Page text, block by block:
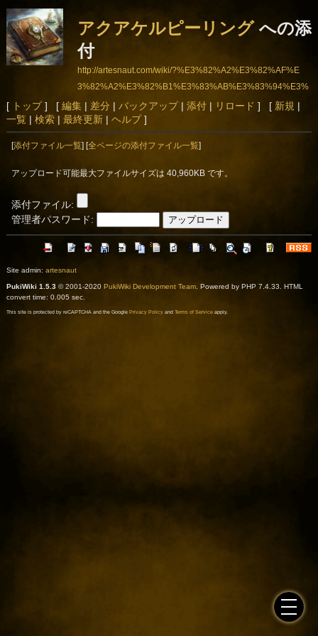
アクアケルピーリングへの添
付
http://artesnaut.com/wiki/?%E3%82%A2%E3%82%AF%E
3%82%A2%E3%82%B1%E3%83%AB%E3%83%94%E3%
83%BC%E3%83%AA%E3%83%B3%E3%82%B0
[ トップ] [ 編集| 差分 | バックアップ| 添付| リロード ] [ 新規 |
一覧| 検索| 最終更新| ヘルプ]
[添付ファイル一覧 ] [全ページの添付ファイル一覧
アップロード可能最大ファイルサイズは 40,960KB です。
添付ファイル:
管理者パスワード:
Site admin: artesnaut
PukiWiki 1.5.3© 2001-2020 PukiWiki Development Team. Powered by PHP 7.4.33. HTML
convert time: 0.005 sec.
This site is protected by reCAPTCHA and the Google Privacy Policyand Terms of Serviceapply.